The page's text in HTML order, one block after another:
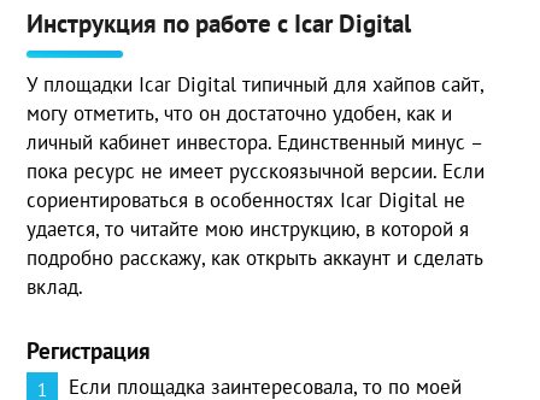
Инструкция по работе с Icar Digital
У площадки Icar Digital типичный для хайпов сайт,
могу отметить, что он достаточно удобен, как и
личный кабинет инвестора. Единственный минус –
пока ресурс не имеет русскоязычной версии. Если
сориентироваться в особенностях Icar Digital не
удается, то читайте мою инструкцию, в которой я
подробно расскажу, как открыть аккаунт и сделать
вклад.
Регистрация
Если площадка заинтересовала, то по моей